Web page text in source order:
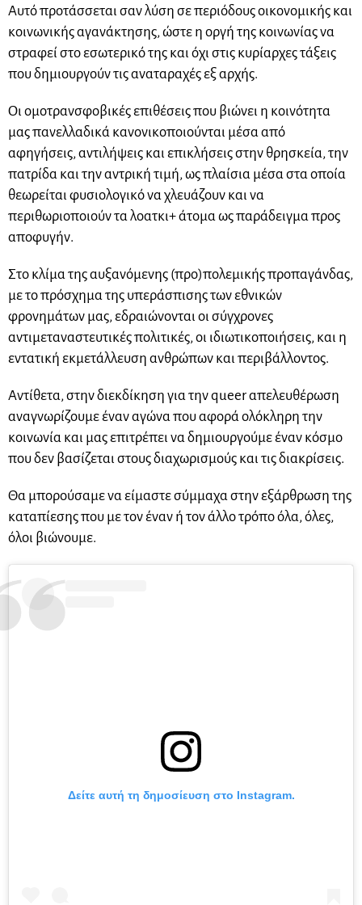
Αυτό προτάσσεται σαν λύση σε περιόδους οικονομικής και
κοινωνικής αγανάκτησης, ώστε η οργή της κοινωνίας να
στραφεί στο εσωτερικό της και όχι στις κυρίαρχες τάξεις
που δημιουργούν τις αναταραχές εξ αρχής.
Οι ομοτρανσφοβικές επιθέσεις που βιώνει η κοινότητα
μας πανελλαδικά κανονικοποιούνται μέσα από
αφηγήσεις, αντιλήψεις και επικλήσεις στην θρησκεία, την
πατρίδα και την αντρική τιμή, ως πλαίσια μέσα στα οποία
θεωρείται φυσιολογικό να χλευάζουν και να
περιθωριοποιούν τα λοατκι+ άτομα ως παράδειγμα προς
αποφυγήν.
Στο κλίμα της αυξανόμενης (προ)πολεμικής προπαγάνδας,
με το πρόσχημα της υπεράσπισης των εθνικών
φρονημάτων μας, εδραιώνονται οι σύγχρονες
αντιμεταναστευτικές πολιτικές, οι ιδιωτικοποιήσεις, και η
εντατική εκμετάλλευση ανθρώπων και περιβάλλοντος.
Αντίθετα, στην διεκδίκηση για την queer απελευθέρωση
αναγνωρίζουμε έναν αγώνα που αφορά ολόκληρη την
κοινωνία και μας επιτρέπει να δημιουργούμε έναν κόσμο
που δεν βασίζεται στους διαχωρισμούς και τις διακρίσεις.
Θα μπορούσαμε να είμαστε σύμμαχα στην εξάρθρωση της
καταπίεσης που με τον έναν ή τον άλλο τρόπο όλα, όλες,
όλοι βιώνουμε.
Δείτε αυτή τη δημοσίευση στο Instagram.